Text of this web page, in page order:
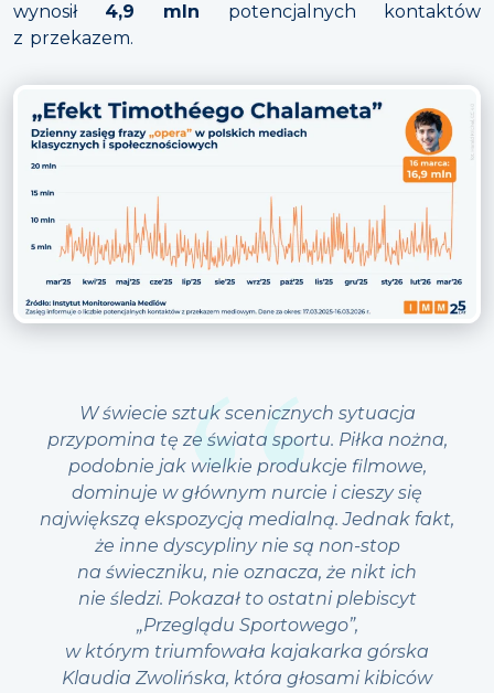
wynosił 4,9 mln potencjalnych kontaktów
z przekazem.
W świecie sztuk scenicznych sytuacja
przypomina tę ze świata sportu. Piłka nożna,
podobnie jak wielkie produkcje filmowe,
dominuje w głównym nurcie i cieszy się
największą ekspozycją medialną. Jednak fakt,
że inne dyscypliny nie są non-stop
na świeczniku, nie oznacza, że nikt ich
nie śledzi. Pokazał to ostatni plebiscyt
„Przeglądu Sportowego”,
w którym triumfowała kajakarka górska
Klaudia Zwolińska, która głosami kibiców